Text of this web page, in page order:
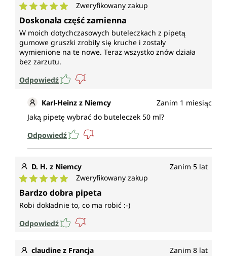
Średnia ocena 5 z 5 gwiazdek
Zweryfikowany zakup
Doskonała część zamienna
W moich dotychczasowych buteleczkach z pipetą
gumowe gruszki zrobiły się kruche i zostały
wymienione na te nowe. Teraz wszystko znów działa
bez zarzutu.
Odpowiedź
Karl-Heinz z Niemcy
Zanim 1 miesiąc
Jaką pipetę wybrać do buteleczek 50 ml?
Odpowiedź
D. H. z Niemcy Zanim 5 lat
Średnia ocena 5 z 5 gwiazdek
Zweryfikowany zakup
Bardzo dobra pipeta
Robi dokładnie to, co ma robić :-)
Odpowiedź
claudine z Francja Zanim 8 lat